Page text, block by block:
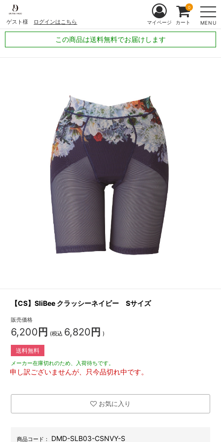
ゲスト様 ログインはこちら MENU
マイページ カート
0
この商品は送料無料でお届けします
【CS】SliBee クラッシーネイビー Sサイズ
販売価格
6,200 円 (税込 6,820 円 )
送料無料
メーカー在庫切れのため、入荷待ちです。
申し訳ございませんが、只今品切れ中です。
お気に入り
商品コード： DMD-SLB03-CSNVY-S